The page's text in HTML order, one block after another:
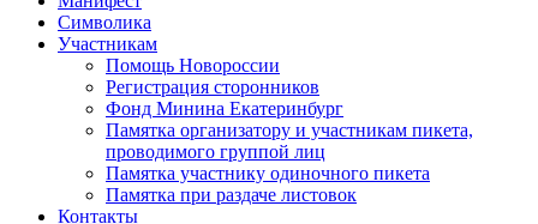
Символика
Участникам
Помощь Новороссии
Регистрация сторонников
Фонд Минина Екатеринбург
Памятка организатору и участникам пикета,
проводимого группой лиц
Памятка участнику одиночного пикета
Памятка при раздаче листовок
Контакты